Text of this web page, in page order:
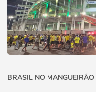
BRASIL NO MANGUEIRÃO